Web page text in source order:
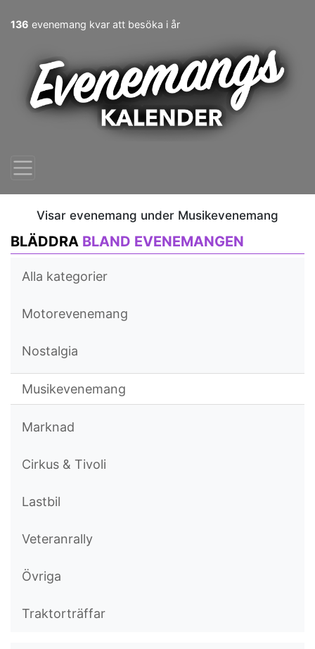
136 evenemang kvar att besöka i år
Visar evenemang under Musikevenemang
BLÄDDRA BLAND EVENEMANGEN
Alla kategorier
Motorevenemang
Nostalgia
Musikevenemang
Marknad
Cirkus & Tivoli
Lastbil
Veteranrally
Övriga
Traktorträffar